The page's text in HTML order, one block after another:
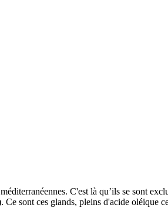
méditerranéennes. C'est là qu’ils se sont
Ce sont ces glands, pleins d'acide oléique